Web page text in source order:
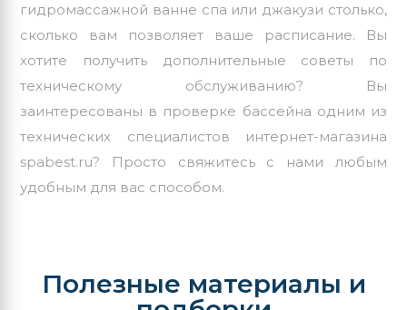
гидромассажной ванне спа или джакузи столько,
сколько вам позволяет ваше расписание. Вы
хотите получить дополнительные советы по
техническому обслуживанию? Вы
заинтересованы в проверке бассейна одним из
технических специалистов интернет-магазина
spabest.ru? Просто свяжитесь с нами любым
удобным для вас способом.
Полезные материалы и